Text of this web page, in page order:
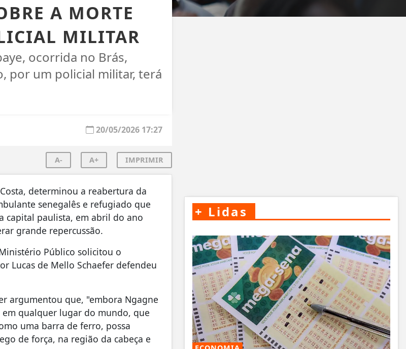
A MORTE
MILITAR
ocorrida no Brás,
por um policial militar, terá
20/05/2026 17:27
A- A+ IMPRIMIR
determinou a reabertura da
senegalês e refugiado que
capital paulista, em abril do ano
grande repercussão.
Público solicitou o
Lucas de Mello Schaefer defendeu
argumentou que, "embora Ngagne
qualquer lugar do mundo, que
uma barra de ferro, possa
de força, na região da cabeça e
+ Lidas